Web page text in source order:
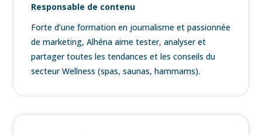
Responsable de contenu
Forte d’une formation en journalisme et passionnée
de marketing, Alhéna aime tester, analyser et
partager toutes les tendances et les conseils du
secteur Wellness (spas, saunas, hammams).